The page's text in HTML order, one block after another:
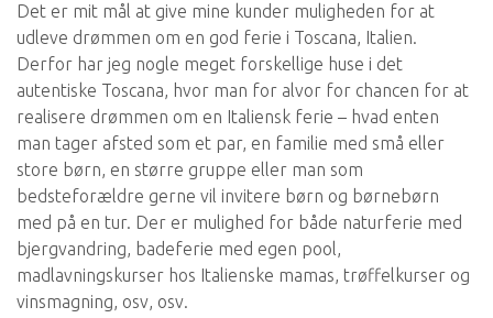
Det er mit mål at give mine kunder muligheden for at
udleve drømmen om en god ferie i Toscana, Italien.
Derfor har jeg nogle meget forskellige huse i det
autentiske Toscana, hvor man for alvor for chancen for at
realisere drømmen om en Italiensk ferie – hvad enten
man tager afsted som et par, en familie med små eller
store børn, en større gruppe eller man som
bedsteforældre gerne vil invitere børn og børnebørn
med på en tur. Der er mulighed for både naturferie med
bjergvandring, badeferie med egen pool,
madlavningskurser hos Italienske mamas, trøffelkurser og
vinsmagning, osv, osv.